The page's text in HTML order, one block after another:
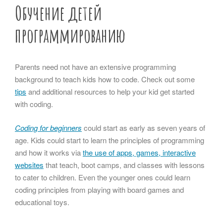
Обучение детей
программированию
Parents need not have an extensive programming
background to teach kids how to code. Check out some
tips and additional resources to help your kid get started
with coding.
Coding for beginners could start as early as seven years of
age. Kids could start to learn the principles of programming
and how it works viathe use of apps, games, interactive
websites that teach, boot camps, and classes with lessons
to cater to children. Even the younger ones could learn
coding principles from playing with board games and
educational toys.